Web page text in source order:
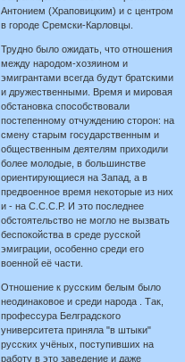
Антонием (Храповицким) и с центром
в городе Сремски-Карловцы.
Трудно было ожидать, что отношения
между народом-хозяином и
эмигрантами всегда будут братскими
и дружественными. Время и мировая
обстановка способствовали
постепенному отчуждению сторон: на
смену старым государственным и
общественным деятелям приходили
более молодые, в большинстве
ориентирующиеся на Запад, а в
предвоенное время некоторые из них
и - на С.С.С.Р. И это последнее
обстоятельство не могло не вызвать
беспокойства в среде русской
эмиграции, особенно среди его
военной её части.
Отношение к русским белым было
неодинаковое и среди народа . Так,
профессура Белградского
университета приняла "в штыки"
русских учёных, поступивших на
работу в это заведение и даже